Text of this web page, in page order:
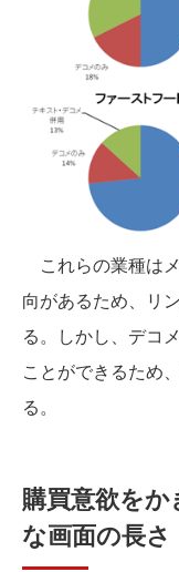
これらの業種は
向があるため、リ
る。しかし、デコ
ことができるため
る。
購買意欲を
な画面の長さ